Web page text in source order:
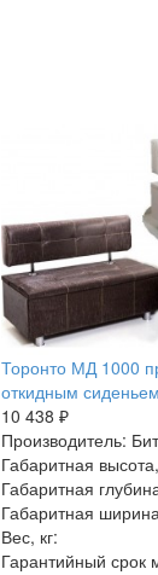
Торонто МД 1000
откидным
10 438 ₽
Производитель:
Габаритная
Габаритная
Габаритная
Вес, кг:
Гарантийный срок